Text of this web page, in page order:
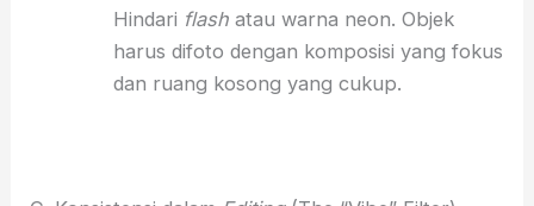
Hindari flashatau warna neon. Objek
harus difoto dengan komposisi yang fokus
dan ruang kosong yang cukup.